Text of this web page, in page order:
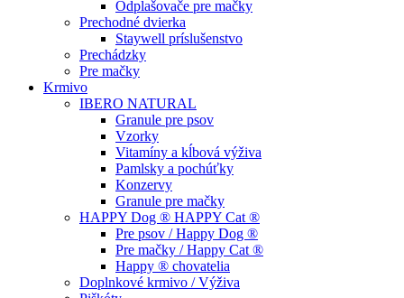
Odplašovače pre mačky
Prechodné dvierka
Staywell príslušenstvo
Prechádzky
Pre mačky
Krmivo
IBERO NATURAL
Granule pre psov
Vzorky
Vitamíny a kĺbová výživa
Pamlsky a pochúťky
Konzervy
Granule pre mačky
HAPPY Dog ® HAPPY Cat ®
Pre psov / Happy Dog ®
Pre mačky / Happy Cat ®
Happy ® chovatelia
Doplnkové krmivo / Výživa